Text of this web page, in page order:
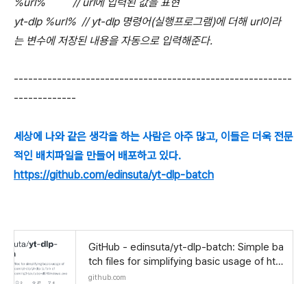
yt-dlp %url% // yt-dlp 명령어(실행프로그램)에 더해 url이라
는 변수에 저장된 내용을 자동으로 입력해준다.
----------------------------------------------------------
-------------
세상에 나와 같은 생각을 하는 사람은 아주 많고, 이들은 더욱 전문
적인 배치파일을 만들어 배포하고 있다.
https://github.com/edinsuta/yt-dlp-batch
GitHub - edinsuta/yt-dlp-batch: Simple ba
tch files for simplifying basic usage of htt
ps://github.com/yt-dlp/yt-dlp (a fork of ht
github.com